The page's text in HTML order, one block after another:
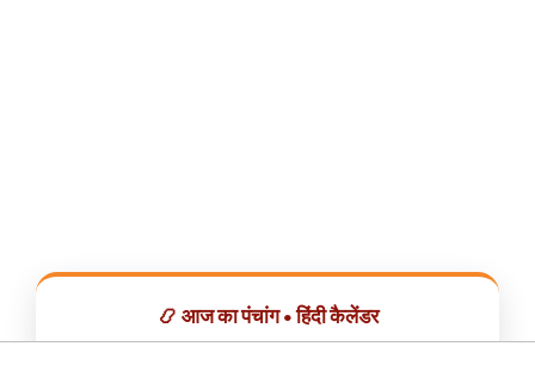
📿 आज का पंचांग • हिंदी कैलेंडर